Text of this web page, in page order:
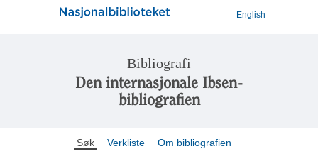
English
Bibliografi
Den internasjonale Ibsen-
bibliografien
Søk Verkliste Om bibliografien